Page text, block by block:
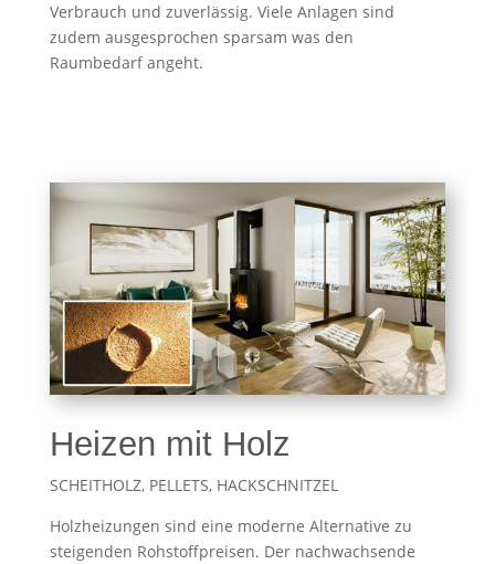
Verbrauch und zuverlässig. Viele Anlagen sind
zudem ausgesprochen sparsam was den
Raumbedarf angeht.
Heizen mit Holz
SCHEITHOLZ, PELLETS, HACKSCHNITZEL
Holzheizungen sind eine moderne Alternative zu
steigenden Rohstoffpreisen. Der nachwachsende